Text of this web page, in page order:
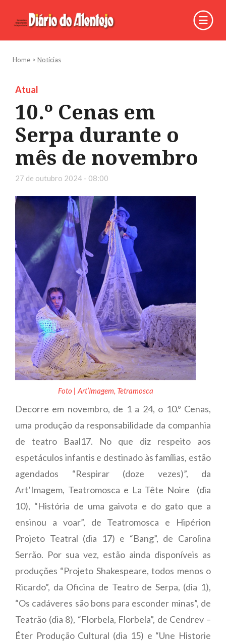
Home > Notícias
Atual
10.º Cenas em
Serpa durante o
mês de novembro
27 de outubro 2024 - 08:00
Foto | Art’Imagem, Tetramosca
Decorre em novembro, de 1 a 24, o 10.º Cenas,
uma produção da responsabilidade da companhia
de teatro Baal17. No que diz respeito aos
espetáculos infantis e destinado às famílias, estão
agendados “Respirar (doze vezes)”, da
Art’Imagem, Teatromosca e La Tête Noire (dia
10), “História de uma gaivota e do gato que a
ensinou a voar”, de Teatromosca e Hipérion
Projeto Teatral (dia 17) e “Bang”, de Carolina
Serrão. Por sua vez, estão ainda disponíveis as
produções “Projeto Shakespeare, todos menos o
Ricardo”, da Oficina de Teatro de Serpa, (dia 1),
“Os cadáveres são bons para esconder minas”, de
Teatrão (dia 8), “Florbela, Florbela”, de Cendrev –
Éter Produção Cultural (dia 15) e “Une Historie